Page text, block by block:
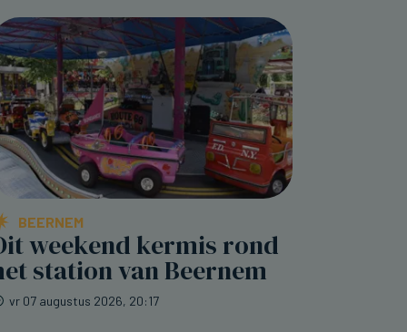
BEERNEM
weekend kermis rond
station van Beernem
vr 07 augustus 2026, 20:17